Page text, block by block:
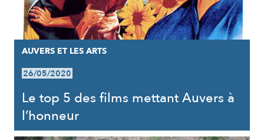
AUVERS ET LES ARTS
26/05/2020
Le top 5 des films mettant Auvers à
l’honneur